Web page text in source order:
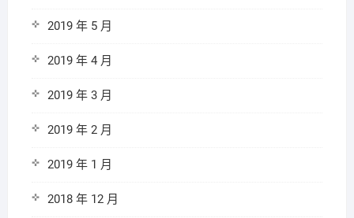
2019 年 5 月
2019 年 4 月
2019 年 3 月
2019 年 2 月
2019 年 1 月
2018 年 12 月